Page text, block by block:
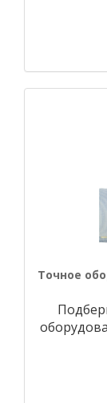
Точное